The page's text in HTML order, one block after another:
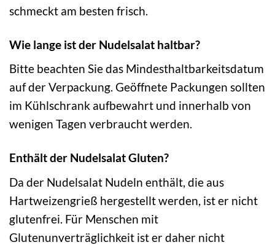
schmeckt am besten frisch.
Wie lange ist der Nudelsalat haltbar?
Bitte beachten Sie das Mindesthaltbarkeitsdatum
auf der Verpackung. Geöffnete Packungen sollten
im Kühlschrank aufbewahrt und innerhalb von
wenigen Tagen verbraucht werden.
Enthält der Nudelsalat Gluten?
Da der Nudelsalat Nudeln enthält, die aus
Hartweizengrieß hergestellt werden, ist er nicht
glutenfrei. Für Menschen mit
Glutenunverträglichkeit ist er daher nicht